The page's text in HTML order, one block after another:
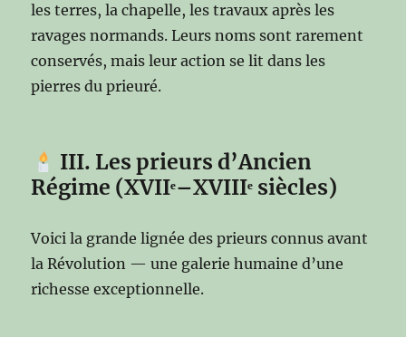
les terres, la chapelle, les travaux après les
ravages normands. Leurs noms sont rarement
conservés, mais leur action se lit dans les
pierres du prieuré.
III. Les prieurs d’Ancien
Régime (XVIIᵉ–XVIIIᵉ siècles)
Voici la grande lignée des prieurs connus avant
la Révolution — une galerie humaine d’une
richesse exceptionnelle.